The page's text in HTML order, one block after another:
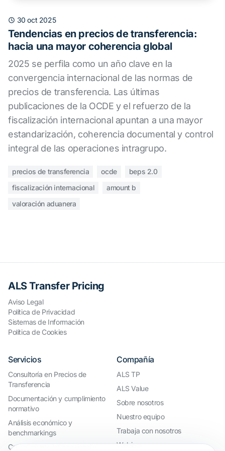
30 oct 2025
Tendencias en precios de transferencia:
hacia una mayor coherencia global
2025 se perfila como un año clave en la
convergencia internacional de las normas de
precios de transferencia. Las últimas
publicaciones de la OCDE y el refuerzo de la
fiscalización internacional apuntan a una mayor
estandarización, coherencia documental y control
integral de las operaciones intragrupo.
precios de transferencia ocde
beps 2.0
fiscalización internacional
amount b
valoración aduanera
ALS Transfer Pricing
Aviso Legal
Política de Privacidad
Sistemas de Información
Política de Cookies
Servicios
Consultoría en Precios de
Transferencia
Documentación y cumplimiento
normativo
Análisis económico y
benchmarkings
Cumplimiento internacional y
Compañía
ALS TP
ALS Value
Sobre nosotros
Nuestro equipo
Trabaja con nosotros
Webinar